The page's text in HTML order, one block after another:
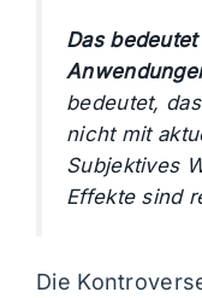
Das
bedeutet,
nicht mit
Subjektives
Effekte sind
Die